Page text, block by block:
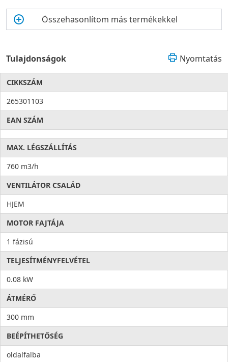
Összehasonlítom más termékekkel
Tulajdonságok Nyomtatás
CIKKSZÁM
265301103
EAN SZÁM
MAX. LÉGSZÁLLÍTÁS
760 m3/h
VENTILÁTOR CSALÁD
HJEM
MOTOR FAJTÁJA
1 fázisú
TELJESÍTMÉNYFELVÉTEL
0.08 kW
ÁTMÉRŐ
300 mm
BEÉPÍTHETŐSÉG
oldalfalba